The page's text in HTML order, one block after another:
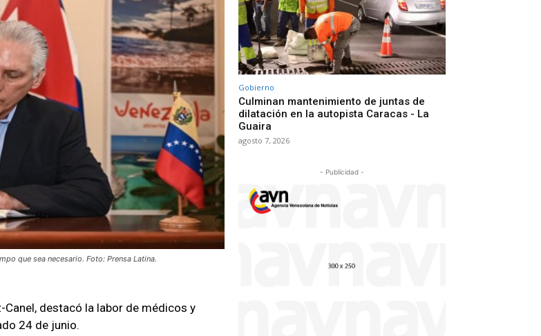
que sea necesario. Foto: Prensa Latina.
Canel, destacó la labor de médicos y
24 de junio.
Gobierno
Culminan mantenimiento de juntas de
dilatación en la autopista Caracas - La
Guaira
agosto 7, 2026
- Publicidad -